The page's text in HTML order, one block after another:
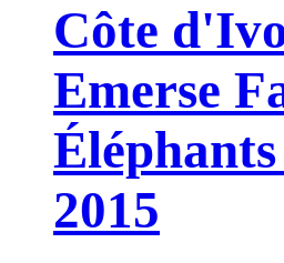
Côte
Emerse
2015